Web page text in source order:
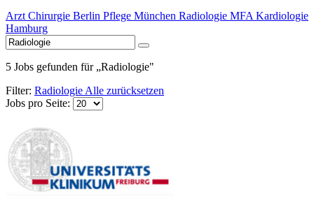
Arzt Chirurgie Berlin Pflege München Radiologie MFA Kardiologie
Hamburg
5 Jobs gefunden für „Radiologie"
Filter: Radiologie Alle zurücksetzen
Jobs pro Seite: